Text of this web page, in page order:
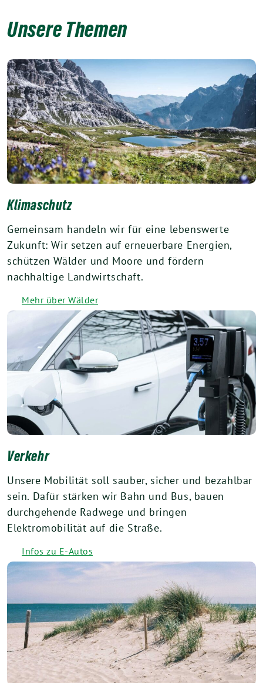
Unsere Themen
Klimaschutz
Gemeinsam handeln wir für eine lebenswerte
Zukunft: Wir setzen auf erneuerbare Energien,
schützen Wälder und Moore und fördern
nachhaltige Landwirtschaft.
Mehr über Wälder
Verkehr
Unsere Mobilität soll sauber, sicher und bezahlbar
sein. Dafür stärken wir Bahn und Bus, bauen
durchgehende Radwege und bringen
Elektromobilität auf die Straße.
Infos zu E-Autos